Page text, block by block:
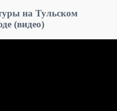
на Тульском
(видео)